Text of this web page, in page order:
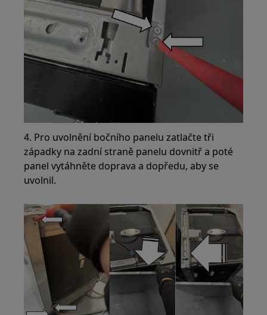
4. Pro uvolnění bočního panelu zatlačte tři
západky na zadní straně panelu dovnitř a poté
panel vytáhněte doprava a dopředu, aby se
uvolnil.